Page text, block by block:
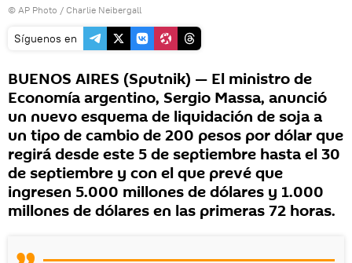
© AP Photo / Charlie Neibergall
Síguenos en
BUENOS AIRES (Sputnik) — El ministro de
Economía argentino, Sergio Massa, anunció
un nuevo esquema de liquidación de soja a
un tipo de cambio de 200 pesos por dólar que
regirá desde este 5 de septiembre hasta el 30
de septiembre y con el que prevé que
ingresen 5.000 millones de dólares y 1.000
millones de dólares en las primeras 72 horas.